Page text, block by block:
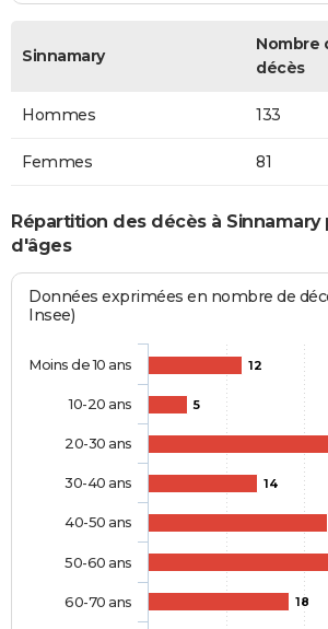
Sinnamary
Nombre
décès
Hommes 133
Femmes 81
Répartition des décès à Sinnamary
d'âges
Données exprimées en nombre de
Insee)
12
5
14
18
Moins de 10 ans
10-20 ans
20-30 ans
30-40 ans
40-50 ans
50-60 ans
60-70 ans